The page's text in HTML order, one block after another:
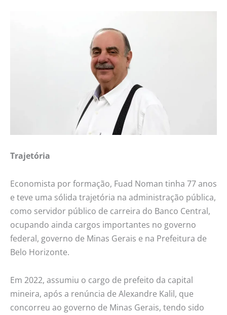
Trajetória
Economista por formação, Fuad Noman tinha 77 anos
e teve uma sólida trajetória na administração pública,
como servidor público de carreira do Banco Central,
ocupando ainda cargos importantes no governo
federal, governo de Minas Gerais e na Prefeitura de
Belo Horizonte.
Em 2022, assumiu o cargo de prefeito da capital
mineira, após a renúncia de Alexandre Kalil, que
concorreu ao governo de Minas Gerais, tendo sido